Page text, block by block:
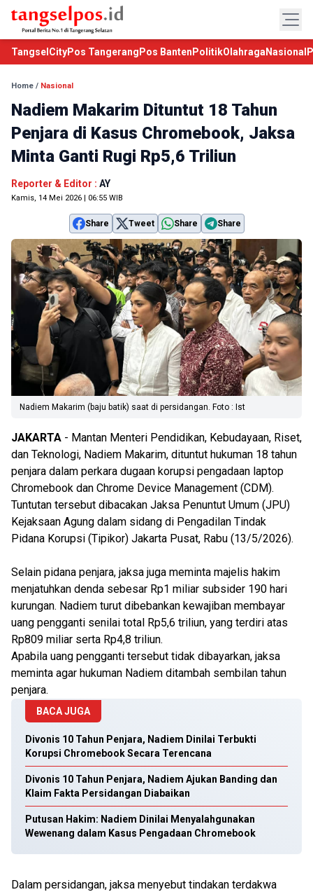
TangselCityPos Tangerang Pos Banten PolitikOlahraga Nasional
Home / Nasional
Nadiem Makarim Dituntut 18 Tahun
Penjara di Kasus Chromebook, Jaksa
Minta Ganti Rugi Rp5,6 Triliun
Reporter & Editor : AY
Kamis, 14 Mei 2026 | 06:55 WIB
Share Tweet Share Share
Nadiem Makarim (baju batik) saat di persidangan. Foto : Ist
JAKARTA - Mantan Menteri Pendidikan, Kebudayaan, Riset,
dan Teknologi, Nadiem Makarim, dituntut hukuman 18 tahun
penjara dalam perkara dugaan korupsi pengadaan laptop
Chromebook dan Chrome Device Management (CDM).
Tuntutan tersebut dibacakan Jaksa Penuntut Umum (JPU)
Kejaksaan Agung dalam sidang di Pengadilan Tindak
Pidana Korupsi (Tipikor) Jakarta Pusat, Rabu (13/5/2026).
Selain pidana penjara, jaksa juga meminta majelis hakim
menjatuhkan denda sebesar Rp1 miliar subsider 190 hari
kurungan. Nadiem turut dibebankan kewajiban membayar
uang pengganti senilai total Rp5,6 triliun, yang terdiri atas
Rp809 miliar serta Rp4,8 triliun.
Apabila uang pengganti tersebut tidak dibayarkan, jaksa
meminta agar hukuman Nadiem ditambah sembilan tahun
penjara.
BACA JUGA
Divonis 10 Tahun Penjara, Nadiem Dinilai Terbukti
Korupsi Chromebook Secara Terencana
Divonis 10 Tahun Penjara, Nadiem Ajukan Banding dan
Klaim Fakta Persidangan Diabaikan
Putusan Hakim: Nadiem Dinilai Menyalahgunakan
Wewenang dalam Kasus Pengadaan Chromebook
Dalam persidangan, jaksa menyebut tindakan terdakwa